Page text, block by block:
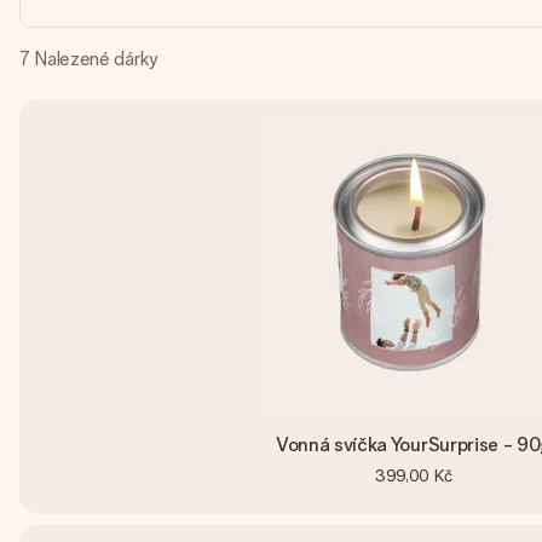
7 Nalezené dárky
Vonná svíčka YourSurprise -
399,00 Kč